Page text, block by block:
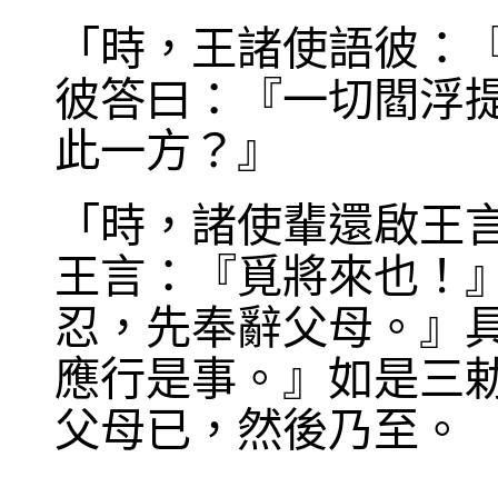
「時，王諸使語彼
彼答曰：『一切閻浮
此一方？』
「時，諸使輩還啟
王言：『覓將來也！
忍，先奉辭父母。』
應行是事。』如是三
父母已，然後乃至。